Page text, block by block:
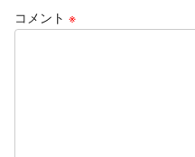
コメント ※